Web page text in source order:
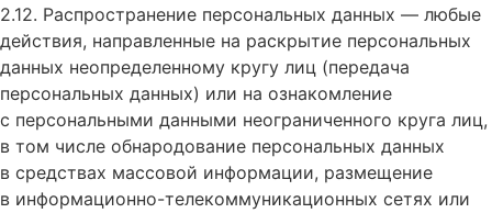
2.12. Распространение персональных данных — любые
действия, направленные на раскрытие персональных
данных неопределенному кругу лиц (передача
персональных данных) или на ознакомление
с персональными данными неограниченного круга лиц,
в том числе обнародование персональных данных
в средствах массовой информации, размещение
в информационно-телекоммуникационных сетях или